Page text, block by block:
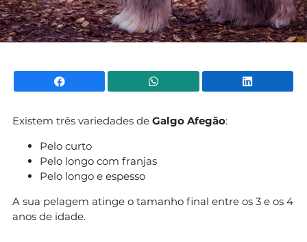
Facebook WhatsApp
Existem três variedades de Galgo Afegão:
Pelo curto
Pelo longo com franjas
Pelo longo e espesso
A sua pelagem atinge o tamanho final entre os 3 e os 4
anos de idade.